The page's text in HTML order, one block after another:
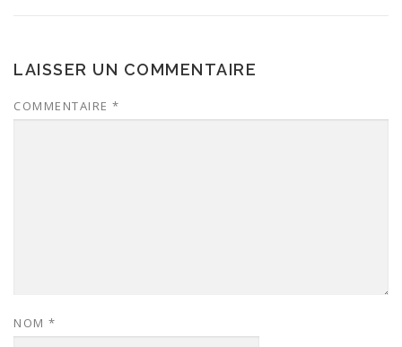
LAISSER UN COMMENTAIRE
COMMENTAIRE *
NOM *